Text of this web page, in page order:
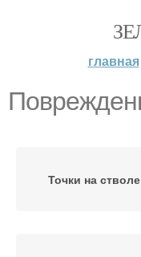
главная
Точки на стволе